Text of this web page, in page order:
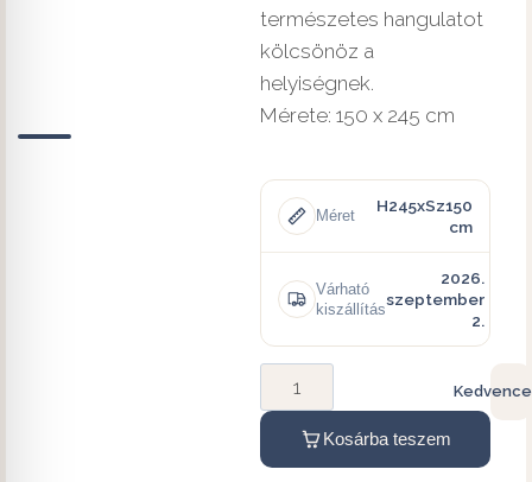
természetes hangulatot
kölcsönöz a
helyiségnek.
Mérete: 150 x 245 cm
Méret
H245xSz150
cm
Várható
kiszállítás
2026.
szeptember
2.
Kosárba teszem